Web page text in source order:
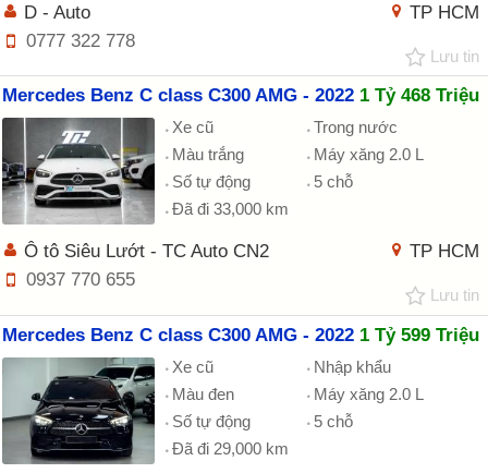
TP HCM
D - Auto
0777 322 778
Lưu tin
Mercedes Benz C class C300 AMG - 2022 1 Tỷ 468 Triệu
Xe cũ
Trong nước
Màu trắng
Máy xăng 2.0 L
Số tự động
5 chỗ
Đã đi 33,000 km
TP HCM
Ô tô Siêu Lướt - TC Auto CN2
0937 770 655
Lưu tin
Mercedes Benz C class C300 AMG - 2022 1 Tỷ 599 Triệu
Xe cũ
Nhập khẩu
Màu đen
Máy xăng 2.0 L
Số tự động
5 chỗ
Đã đi 29,000 km